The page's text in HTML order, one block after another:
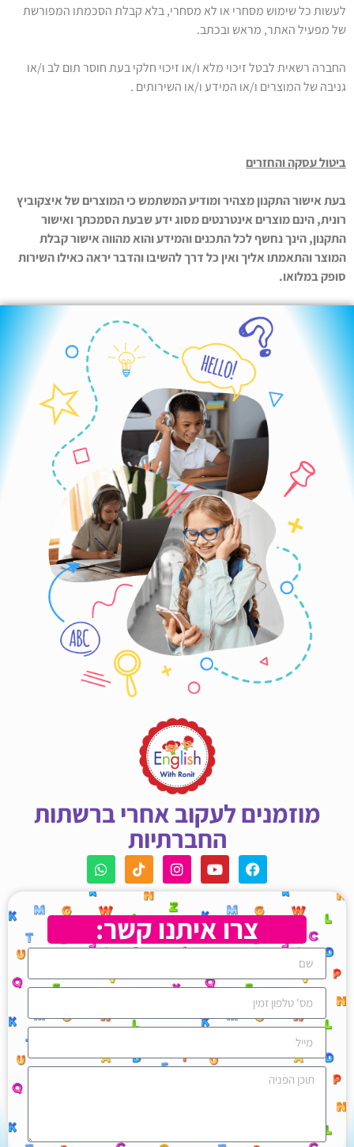
לעשות כל שימוש מסחרי או לא מסחרי, בלא קבלת הסכמתו המפורשת
של מפעיל האתר, מראש ובכתב.
החברה רשאית לבטל זיכוי מלא ו/או זיכוי חלקי בעת חוסר תום לב ו/או
גניבה של המוצרים ו/או המידע ו/או השירותים .
ביטול עסקה והחזרים
בעת אישור התקנון מצהיר ומודיע המשתמש כי המוצרים של איצקוביץ
רונית, הינם מוצרים אינטרנטים מסוג ידע שבעת הסמכתך ואישור
התקנון, הינך נחשף לכל התכנים והמידע והוא מהווה אישור קבלת
המוצר והתאמתו אליך ואין כל דרך להשיבו והדבר יראה כאילו השירות
סופק במלואו.
מוזמנים לעקוב אחרי ברשתות
החברתיות
צרו איתנו קשר: